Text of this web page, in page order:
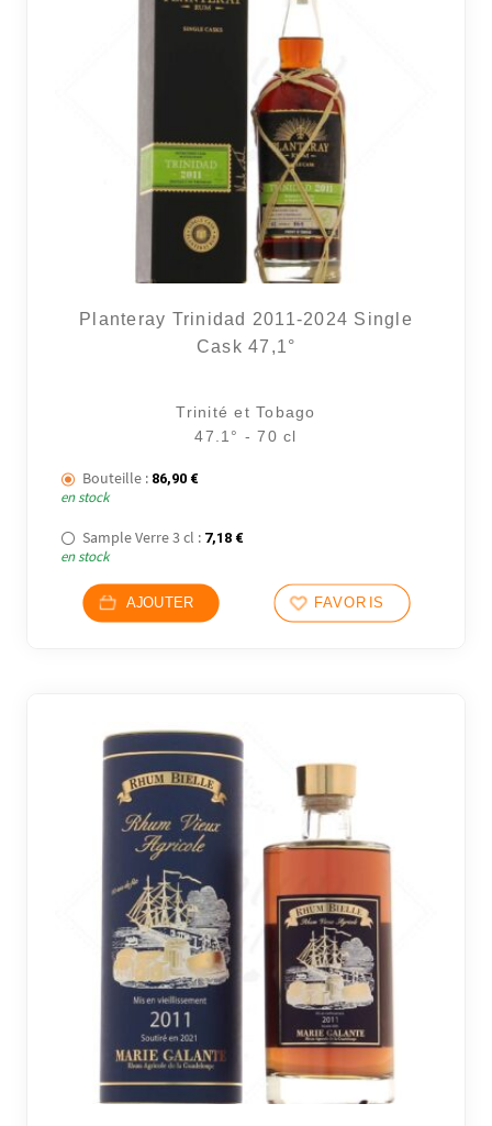
Planteray Trinidad 2011-2024 Single
Cask 47,1°
Trinité et Tobago
47.1° - 70 cl
Bouteille : 86,90 €
en stock
Sample Verre 3 cl : 7,18 €
en stock
AJOUTER FAVORIS